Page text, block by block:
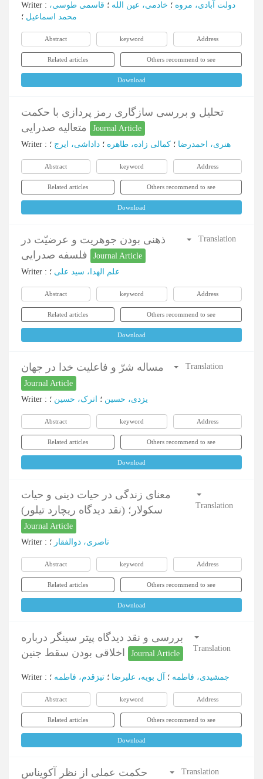
Writer : دولت آبادی، مروه ؛ خادمی، عین الله ؛ قاسمی طوسی،
محمد اسماعیل ؛
Abstract keyword Address
Related articles Others recommend to see
Download
تحلیل و بررسی سازگاری رمز پردازی با حکمت
Journal Article
Writer : هنری، احمدرضا ؛ کمالی زاده، طاهره ؛ داداشی، ایرج ؛
Abstract keyword Address
Related articles Others recommend to see
Download
ذهنی بودن جوهریت و عرضیّت در
Journal Article
Translation
Writer : علم الهدا، سید علی ؛
Abstract keyword Address
Related articles Others recommend to see
Download
مساله شرّ و فاعلیت خدا در جهان
Journal Article
Translation
Writer : یزدی، حسین ؛ اترک، حسین ؛
Abstract keyword Address
Related articles Others recommend to see
Download
معنای زندگی در حیات دینی و حیات
سکولار؛ (نقد دیدگاه ریچارد تیلور)
Journal Article
Translation
Writer : ناصری، ذوالفقار ؛
Abstract keyword Address
Related articles Others recommend to see
Download
بررسی و نقد دیدگاه پیتر سینگر درباره
Journal Article
Translation
Writer : جمشیدی، فاطمه ؛ آل بویه، علیرضا ؛ تیزقدم، فاطمه ؛
Abstract keyword Address
Related articles Others recommend to see
Download
حکمت عملی از نظر آکویناس Translation